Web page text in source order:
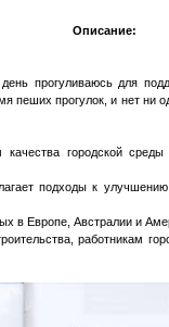
Описание:
прогуливаюсь для
прогулок, и нет ни
городской
подходы к
в Европе, Австралии и
работникам